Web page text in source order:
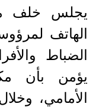
يجلس خلف
الهاتف
الضباط
يؤمن بأن
الأمامي،